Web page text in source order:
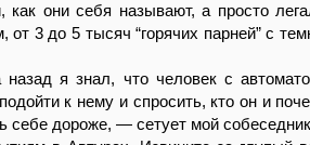
как они себя называют, а просто
3 до 5 тысяч “горячих парней” с
я знал, что человек с
к нему и спросить, кто он и
себе дороже, — сетует мой